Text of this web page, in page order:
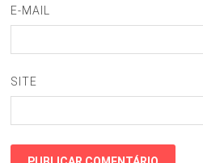
E-MAIL
SITE